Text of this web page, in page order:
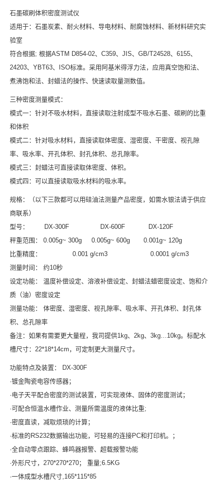
石墨碳刷体积密度测试仪
适用于：石墨炭素、耐火材料、导电材料、耐腐蚀材料、新材料研究实
验室
符合根据; 根据ASTM D854-02、C359、JIS、GB/T24528、6155、
24203、YBT63、ISO标准。采用阿基米得浮力法，应用真空饱和法、
煮沸饱和法、封蜡法的操作、快速读取量测数值。
三种密度测量模式：
模式一：针对不吸水材料，直接读取注射成型不吸水石墨、碳刷的比重
和体积
模式二：针对吸水材料，直接读取体密度、湿密度、干密度、视孔隙
率、吸水率、开孔体积、封孔体积、总孔隙率。
模式三：封蜡法可直接读取体密度、体积。
模式四：可以直接读取吸水材料的吸水率。
规格：（以下三款都可以用硅油法测量产品密度，如需水银法请于供应
商联系）
型号： DX-300F DX-600F DX-120F
秤重范围： 0.005g~ 300g 0.005g~ 600g 0.001g~ 120g
比重精度： 0.001 g/cm3 0.0001 g/cm3
测量时间： 约10秒
设定功能： 温度补偿设定、溶液补偿设定、封蜡法蜡密度设定、饱和介
质（油）密度设定
测量功能： 体密度、湿密度、视孔隙率、吸水率、开孔体积、封孔体
积、总孔隙率
备注：如果有需要更大量程，我司提供1kg、2kg、3kg…10kg。标配水
槽尺寸：22*18*14cm，可定制更大测量尺寸。
功能特点及装置： DX-300F
·镀金陶瓷电容传感器；
·电子天平配合密度的测试装置，可实现液体、固体的密度测试；
·可配合恒温水槽作业、测量所需温度的液体比重;
·密度直读，减取烦琐的计算；
·标准的RS232数据输出功能，可轻易的连接PC和打印机。；
·全自动零点跟踪、蜂鸣器报警、超载报警功能
·外形尺寸，270*270*270； 重量;6.5KG
·一体成型水槽尺寸,165*115*85